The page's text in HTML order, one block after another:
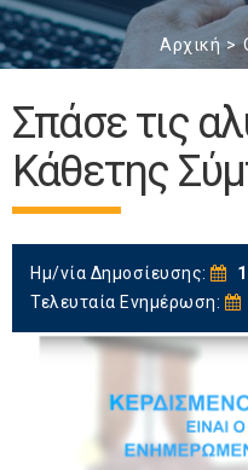
Αρχική
Σπάσε τις
Κάθετης
Ημ/νία Δημοσίευσης:
Τελευταία Ενημέρωση: